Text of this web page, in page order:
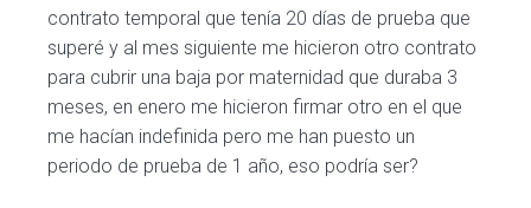
contrato temporal que tenía 20 días de prueba que
superé y al mes siguiente me hicieron otro contrato
para cubrir una baja por maternidad que duraba 3
meses, en enero me hicieron firmar otro en el que
me hacían indefinida pero me han puesto un
periodo de prueba de 1 año, eso podría ser?